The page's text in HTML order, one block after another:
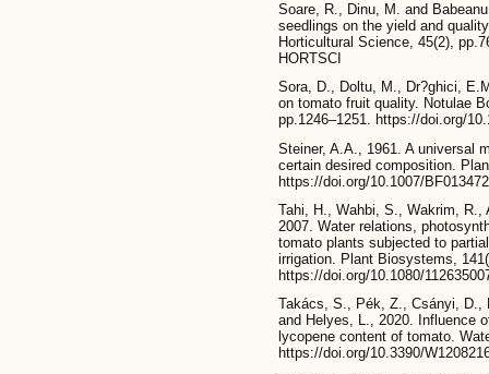
Soare, R., Dinu, M. and
seedlings on the yield and
Horticultural Science, 45(2),
HORTSCI
Sora, D., Doltu, M., Dr?ghici,
on tomato fruit quality. Notulae
pp.1246–1251. https://doi.org/
Steiner, A.A., 1961. A universal
certain desired composition.
https://doi.org/10.1007/
Tahi, H., Wahbi, S., Wakrim,
2007. Water relations,
tomato plants subjected to
irrigation. Plant Biosystems,
https://doi.org/10.1080/
Takács, S., Pék, Z., Csányi, D.,
and Helyes, L., 2020. Influence
lycopene content of tomato.
https://doi.org/10.3390/